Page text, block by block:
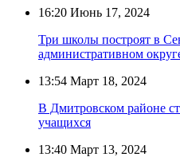
16:20 Июнь 17, 2024
Три школы построят в
административном
13:54 Март 18, 2024
В Дмитровском районе
учащихся
13:40 Март 13, 2024